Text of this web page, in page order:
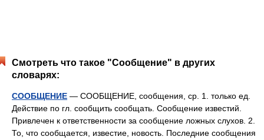
Смотреть что такое "Сообщение" в других
словарях:
СООБЩЕНИЕ — СООБЩЕНИЕ, сообщения, ср. 1. только ед.
Действие по гл. сообщить сообщать. Сообщение известий.
Привлечен к ответственности за сообщение ложных слухов. 2.
То, что сообщается, известие, новость. Последние сообщения